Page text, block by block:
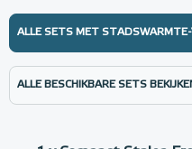
ALLE SETS MET STADSWARMTE-
ALLE BESCHIKBARE SETS